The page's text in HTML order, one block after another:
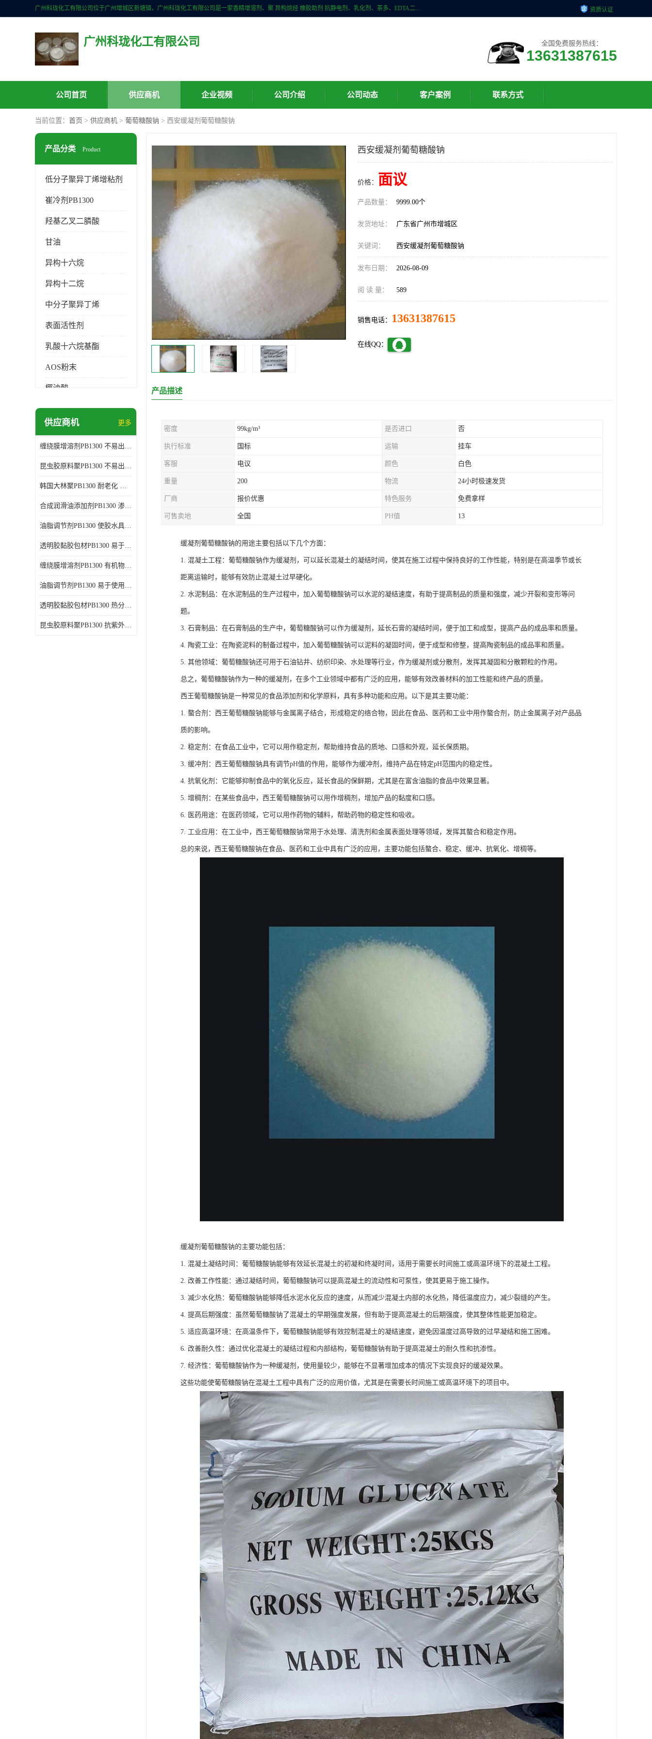
广州科珑化工有限公司位于广州增城区新塘镇，广州科珑化工有限公司是一家香精增溶剂、聚 异构烷烃 橡胶助剂 抗静电剂、乳化剂、茶多、EDTA二、清洗水等产品的经销批发。公司实力雄厚，重信用、守合同、保证产品质量，以多品种经营特色和薄利多销的原则，赢得了广大客户的信任。 资质认证
广州科珑化工有限公司 全国免费服务热线：
13631387615
公司首页 供应商机 企业视频 公司介绍 公司动态 客户案例 联系方式
当前位置： 首页 > 供应商机 > 葡萄糖酸钠 > 西安缓凝剂葡萄糖酸钠
产品分类 Product
低分子聚异丁烯增粘剂
崔冷剂PB1300
羟基乙叉二膦酸
甘油
异构十六烷
异构十二烷
中分子聚异丁烯
表面活性剂
乳酸十六烷基酯
AOS粉末
椰油酸
月桂醇磺基琥珀酸酯二钠
谷氨酸钠
阳离子表面活性剂
供应商机 更多
缠绕膜增溶剂PB1300 不易出现分层沉淀 应用范围广
昆虫胶原料聚PB1300 不易出现分层沉淀 耐老化
韩国大林聚PB1300 耐老化 应用范围广
合成润滑油添加剂PB1300 渗透性好 使涂料具有更高的粘度
油脂调节剂PB1300 使胶水具有更好的透明度 耐老化
透明胶黏胶包材PB1300 易于使用和加工 耐老化
缠绕膜增溶剂PB1300 有机物质相容性好 易于使用和加工
油脂调节剂PB1300 易于使用和加工 化学稳定性好
透明胶黏胶包材PB1300 热分解后无残留物 良好的溶解性能
昆虫胶原料聚PB1300 抗紫外线性能好 应用范围广
西安缓凝剂葡萄糖酸钠
价格： 面议
产品数量： 9999.00个
发货地址： 广东省广州市增城区
关键词： 西安缓凝剂葡萄糖酸钠
发布日期： 2026-08-09
阅 读 量： 589
销售电话： 13631387615
在线QQ：
产品描述
密度 99kg/m³ 是否进口 否
执行标准 国标 运输 挂车
客服 电议 颜色 白色
重量 200 物流 24小时极速发货
厂商 报价优惠 特色服务 免费拿样
可售卖地 全国 PH值 13
缓凝剂葡萄糖酸钠的用途主要包括以下几个方面：
1. 混凝土工程：葡萄糖酸钠作为缓凝剂，可以延长混凝土的凝结时间，使其在施工过程中保持良好的工作性能，特别是在高温季节或长
距离运输时，能够有效防止混凝土过早硬化。
2. 水泥制品：在水泥制品的生产过程中，加入葡萄糖酸钠可以水泥的凝结速度，有助于提高制品的质量和强度，减少开裂和变形等问
题。
3. 石膏制品：在石膏制品的生产中，葡萄糖酸钠可以作为缓凝剂，延长石膏的凝结时间，便于加工和成型，提高产品的成品率和质量。
4. 陶瓷工业：在陶瓷泥料的制备过程中，加入葡萄糖酸钠可以泥料的凝固时间，便于成型和修整，提高陶瓷制品的成品率和质量。
5. 其他领域：葡萄糖酸钠还可用于石油钻井、纺织印染、水处理等行业，作为缓凝剂或分散剂，发挥其凝固和分散颗粒的作用。
总之，葡萄糖酸钠作为一种的缓凝剂，在多个工业领域中都有广泛的应用，能够有效改善材料的加工性能和终产品的质量。
西王葡萄糖酸钠是一种常见的食品添加剂和化学原料，具有多种功能和应用。以下是其主要功能：
1. 螯合剂：西王葡萄糖酸钠能够与金属离子结合，形成稳定的络合物，因此在食品、医药和工业中用作螯合剂，防止金属离子对产品品
质的影响。
2. 稳定剂：在食品工业中，它可以用作稳定剂，帮助维持食品的质地、口感和外观，延长保质期。
3. 缓冲剂：西王葡萄糖酸钠具有调节pH值的作用，能够作为缓冲剂，维持产品在特定pH范围内的稳定性。
4. 抗氧化剂：它能够抑制食品中的氧化反应，延长食品的保鲜期，尤其是在富含油脂的食品中效果显著。
5. 增稠剂：在某些食品中，西王葡萄糖酸钠可以用作增稠剂，增加产品的黏度和口感。
6. 医药用途：在医药领域，它可以用作药物的辅料，帮助药物的稳定性和吸收。
7. 工业应用：在工业中，西王葡萄糖酸钠常用于水处理、清洗剂和金属表面处理等领域，发挥其螯合和稳定作用。
总的来说，西王葡萄糖酸钠在食品、医药和工业中具有广泛的应用，主要功能包括螯合、稳定、缓冲、抗氧化、增稠等。
缓凝剂葡萄糖酸钠的主要功能包括：
1. 混凝土凝结时间：葡萄糖酸钠能够有效延长混凝土的初凝和终凝时间，适用于需要长时间施工或高温环境下的混凝土工程。
2. 改善工作性能：通过凝结时间，葡萄糖酸钠可以提高混凝土的流动性和可泵性，使其更易于施工操作。
3. 减少水化热：葡萄糖酸钠能够降低水泥水化反应的速度，从而减少混凝土内部的水化热，降低温度应力，减少裂缝的产生。
4. 提高后期强度：虽然葡萄糖酸钠了混凝土的早期强度发展，但有助于提高混凝土的后期强度，使其整体性能更加稳定。
5. 适应高温环境：在高温条件下，葡萄糖酸钠能够有效控制混凝土的凝结速度，避免因温度过高导致的过早凝结和施工困难。
6. 改善耐久性：通过优化混凝土的凝结过程和内部结构，葡萄糖酸钠有助于提高混凝土的耐久性和抗渗性。
7. 经济性：葡萄糖酸钠作为一种缓凝剂，使用量较少，能够在不显著增加成本的情况下实现良好的缓凝效果。
这些功能使葡萄糖酸钠在混凝土工程中具有广泛的应用价值，尤其是在需要长时间施工或高温环境下的项目中。